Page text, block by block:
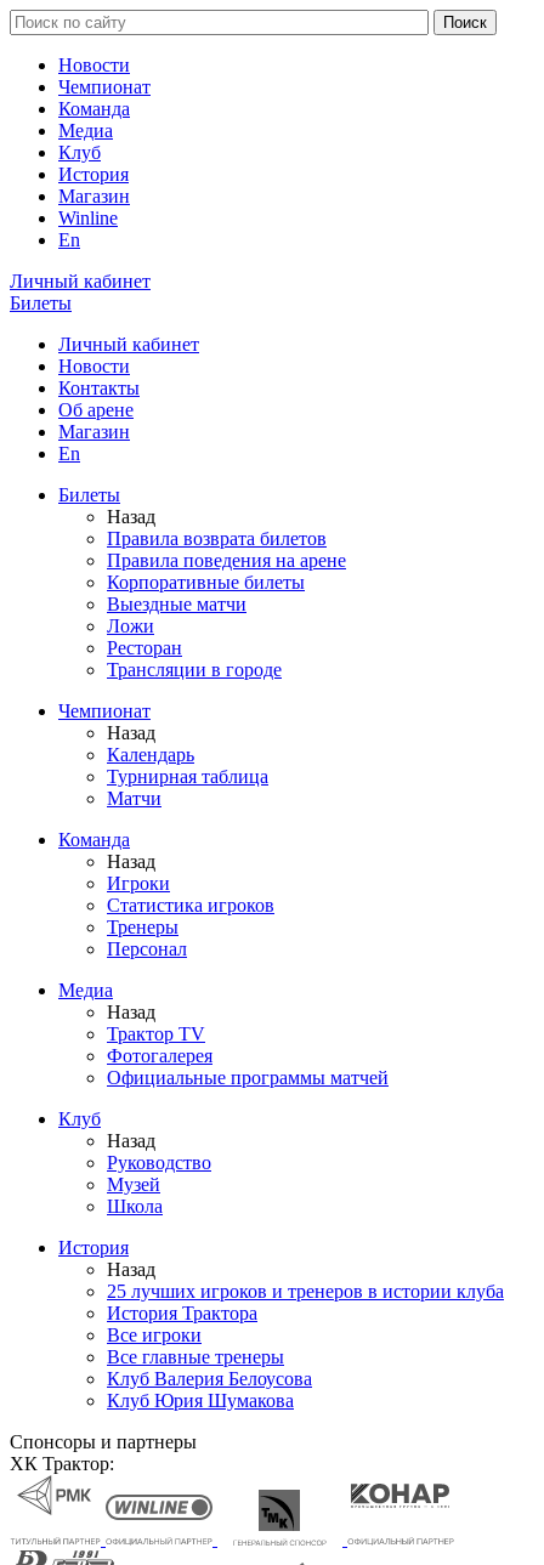
Новости
Чемпионат
Команда
Медиа
Клуб
История
Магазин
Winline
En
Личный кабинет
Билеты
Личный кабинет
Новости
Контакты
Об арене
Магазин
En
Билеты
Назад
Правила возврата билетов
Правила поведения на арене
Корпоративные билеты
Выездные матчи
Ложи
Ресторан
Трансляции в городе
Чемпионат
Назад
Календарь
Турнирная таблица
Матчи
Команда
Назад
Игроки
Статистика игроков
Тренеры
Персонал
Медиа
Назад
Трактор TV
Фотогалерея
Официальные программы матчей
Клуб
Назад
Руководство
Музей
Школа
История
Назад
25 лучших игроков и тренеров в истории клуба
История Трактора
Все игроки
Все главные тренеры
Клуб Валерия Белоусова
Клуб Юрия Шумакова
Спонсоры и партнеры
ХК Трактор: